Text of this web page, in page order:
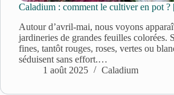
Caladium : comment le cultiver en pot
Autour d’avril-mai, nous voyons
jardineries de grandes feuilles colorées.
fines, tantôt rouges, roses, vertes ou
séduisent sans effort.…
1 août 2025
Caladium